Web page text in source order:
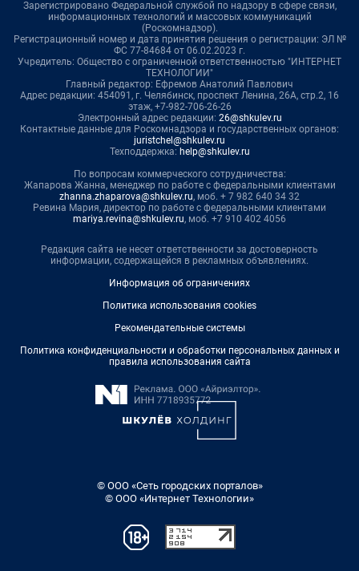
Зарегистрировано Федеральной службой по надзору в сфере связи,
информационных технологий и массовых коммуникаций
(Роскомнадзор).
Регистрационный номер и дата принятия решения о регистрации: ЭЛ №
ФС 77-84684 от 06.02.2023 г.
Учредитель: Общество с ограниченной ответственностью "ИНТЕРНЕТ
ТЕХНОЛОГИИ"
Главный редактор: Ефремов Анатолий Павлович
Адрес редакции: 454091, г. Челябинск, проспект Ленина, 26А, стр.2, 16
этаж, +7-982-706-26-26
Электронный адрес редакции: 26@shkulev.ru
Контактные данные для Роскомнадзора и государственных органов:
juristchel@shkulev.ru
Техподдержка: help@shkulev.ru
По вопросам коммерческого сотрудничества:
Жапарова Жанна, менеджер по работе с федеральными клиентами
zhanna.zhaparova@shkulev.ru, моб. + 7 982 640 34 32
Ревина Мария, директор по работе с федеральными клиентами
mariya.revina@shkulev.ru, моб. +7 910 402 4056
Редакция сайта не несет ответственности за достоверность
информации, содержащейся в рекламных объявлениях.
Информация об ограничениях
Политика использования cookies
Рекомендательные системы
Политика конфиденциальности и обработки персональных данных и
правила использования сайта
© ООО «Сеть городских порталов»
© ООО «Интернет Технологии»